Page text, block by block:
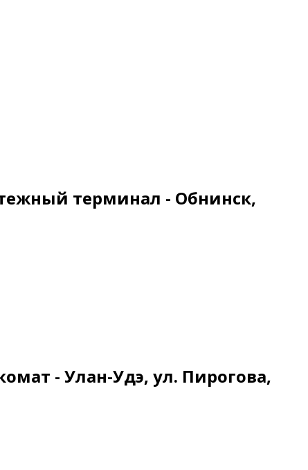
терминал - Обнинск,
- Улан-Удэ, ул. Пирогова,